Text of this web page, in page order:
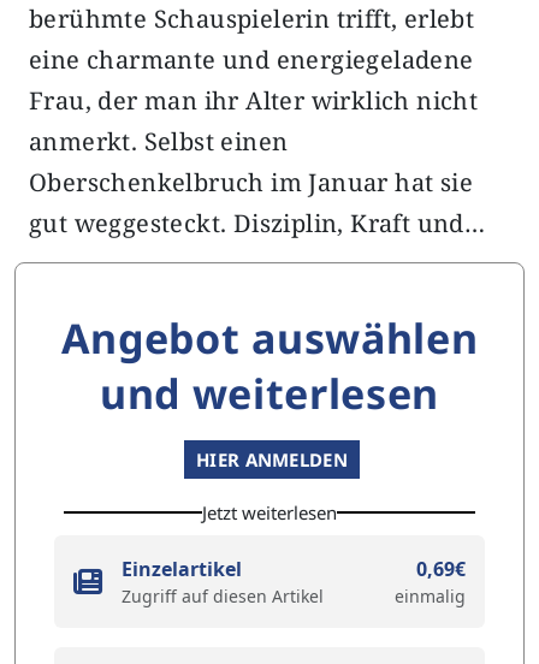
berühmte Schauspielerin trifft, erlebt
eine charmante und energiegeladene
Frau, der man ihr Alter wirklich nicht
anmerkt. Selbst einen
Oberschenkelbruch im Januar hat sie
gut weggesteckt. Disziplin, Kraft und…
Angebot auswählen
und weiterlesen
HIER ANMELDEN
Jetzt weiterlesen
Einzelartikel
Zugriff auf diesen Artikel
0,69€
einmalig